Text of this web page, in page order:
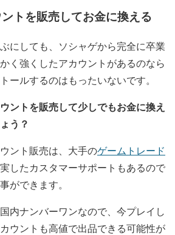
トを販売してお金に換える
にしても、ソシャゲから完全に卒業
く強くしたアカウントがあるのなら
ールするのはもったいないです。
ントを販売して少しでもお金に換え
う？
ント販売は、大手のゲームトレード
したカスタマーサポートもあるので
ができます。
内ナンバーワンなので、今プレイし
ウントも高値で出品できる可能性が